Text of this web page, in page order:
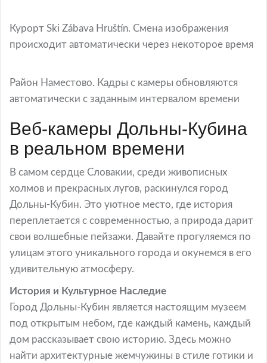
Курорт Ski Zábava Hruštín. Смена изображения
происходит автоматически через некоторое время
Район Наместово. Кадры с камеры обновляются
автоматически с заданным интервалом времени
Веб-камеры Дольны-Кубина
в реальном времени
В самом сердце Словакии, среди живописных
холмов и прекрасных лугов, раскинулся город
Дольны-Кубин. Это уютное место, где история
переплетается с современностью, а природа дарит
свои волшебные пейзажи. Давайте прогуляемся по
улицам этого уникального города и окунемся в его
удивительную атмосферу.
История и Культурное Наследие
Город Дольны-Кубин является настоящим музеем
под открытым небом, где каждый камень, каждый
дом рассказывает свою историю. Здесь можно
найти архитектурные жемчужины в стиле готики и